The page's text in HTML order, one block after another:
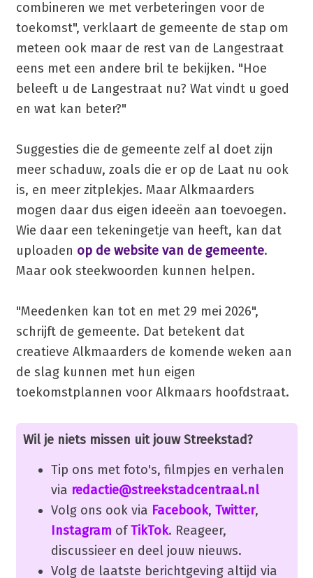
combineren we met verbeteringen voor de
toekomst", verklaart de gemeente de stap om
meteen ook maar de rest van de Langestraat
eens met een andere bril te bekijken. "Hoe
beleeft u de Langestraat nu? Wat vindt u goed
en wat kan beter?"
Suggesties die de gemeente zelf al doet zijn
meer schaduw, zoals die er op de Laat nu ook
is, en meer zitplekjes. Maar Alkmaarders
mogen daar dus eigen ideeën aan toevoegen.
Wie daar een tekeningetje van heeft, kan dat
uploaden op de website van de gemeente.
Maar ook steekwoorden kunnen helpen.
"Meedenken kan tot en met 29 mei 2026",
schrijft de gemeente. Dat betekent dat
creatieve Alkmaarders de komende weken aan
de slag kunnen met hun eigen
toekomstplannen voor Alkmaars hoofdstraat.
Wil je niets missen uit jouw Streekstad?
Tip ons met foto's, filmpjes en verhalen
via redactie@streekstadcentraal.nl
Volg ons ook via Facebook, Twitter,
Instagram ofTikTok. Reageer,
discussieer en deel jouw nieuws.
Volg de laatste berichtgeving altijd via